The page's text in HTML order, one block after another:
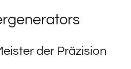
der Präzision